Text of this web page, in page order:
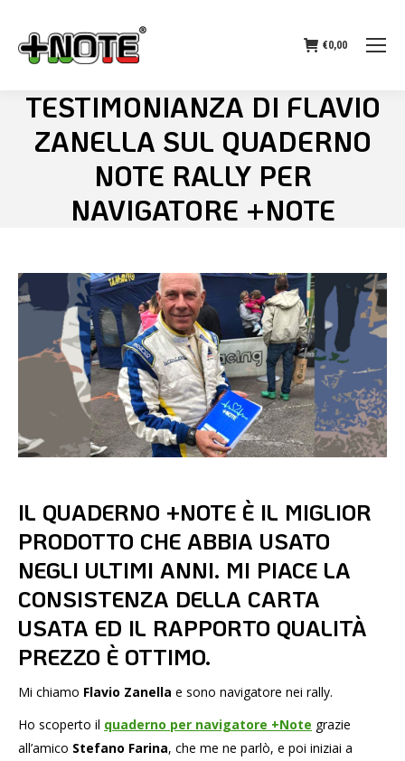
€0,00
TESTIMONIANZA DI FLAVIO
ZANELLA SUL QUADERNO
NOTE RALLY PER
NAVIGATORE +NOTE
IL QUADERNO +NOTE È IL MIGLIOR
PRODOTTO CHE ABBIA USATO
NEGLI ULTIMI ANNI. MI PIACE LA
CONSISTENZA DELLA CARTA
USATA ED IL RAPPORTO QUALITÀ
PREZZO È OTTIMO.
Mi chiamo Flavio Zanella e sono navigatore nei rally.
Ho scoperto il quaderno per navigatore +Note grazie
all’amico Stefano Farina, che me ne parlò, e poi iniziai a